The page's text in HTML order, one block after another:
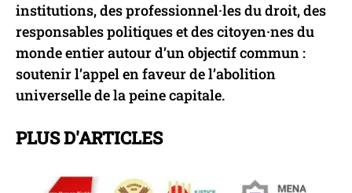
institutions, des professionnel·les du droit, des
responsables politiques et des citoyen·nes du
monde entier autour d’un objectif commun :
soutenir l’appel en faveur de l’abolition
universelle de la peine capitale.
PLUS D'ARTICLES